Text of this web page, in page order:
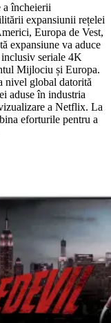
a încheierii
expansiunii rețelei
Europa de Vest,
expansiune va aduce
seriale 4K
Mijlociu și Europa.
nivel global datorită
aduse în industria
a Netflix. La
eforturile pentru a